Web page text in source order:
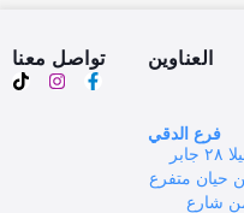
العناوين
فرع الدقي
ڤيلا ٢٨ جابر
حيان متفرع
شارع
تواصل معنا